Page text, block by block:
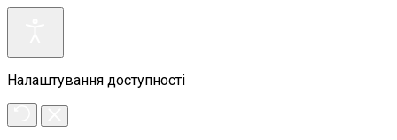
Налаштування доступності